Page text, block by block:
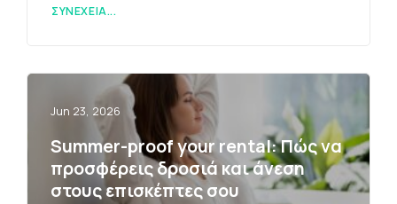
ΣΥΝΈΧΕΙΑ...
Jun 23, 2026
Summer-proof your rental: Πώς να
προσφέρεις δροσιά και άνεση
στους επισκέπτες σου